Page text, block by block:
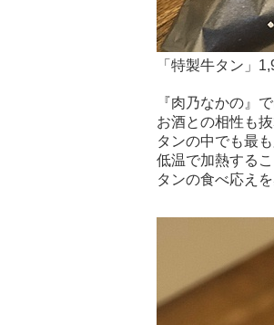
「特製牛タン」
『肉乃なかの』
お酒との相性も
タンの中でも最
低温で加熱する
タンの食べ応え